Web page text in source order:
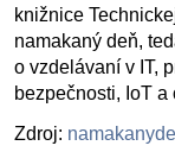
knižnice
namakaný deň,
o vzdelávaní v IT,
bezpečnosti, IoT
Zdroj: